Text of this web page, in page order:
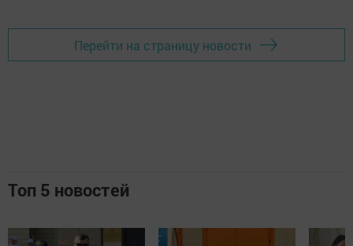
Перейти на страницу новости
Топ 5 новостей